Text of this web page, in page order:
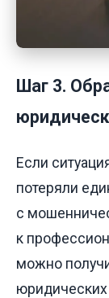
Шаг 3.
Если
потеряли
с
к
можно